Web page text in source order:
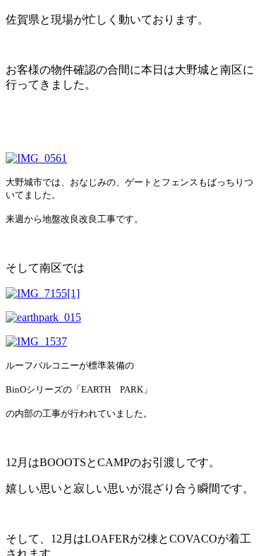
佐賀県と現場が忙しく動いております。
お客様の物件確認の合間に本日は大野城と南区に
行ってきました。
大野城市では、 おなじみの、ゲートとフェンスもばっちりつ
いてました。
来週から地盤改良改良工事です。
そして南区では
ルーフバルコニーが標準装備の
BinOシリーズの「EARTH PARK」
の内部の工事が行われていました。
12月はBOOOTSとCAMPのお引渡しです。
嬉しい思いと寂しい思いが混ざり合う瞬間です。
そして、12月はLOAFERが2棟とCOVACOが着工
されます。